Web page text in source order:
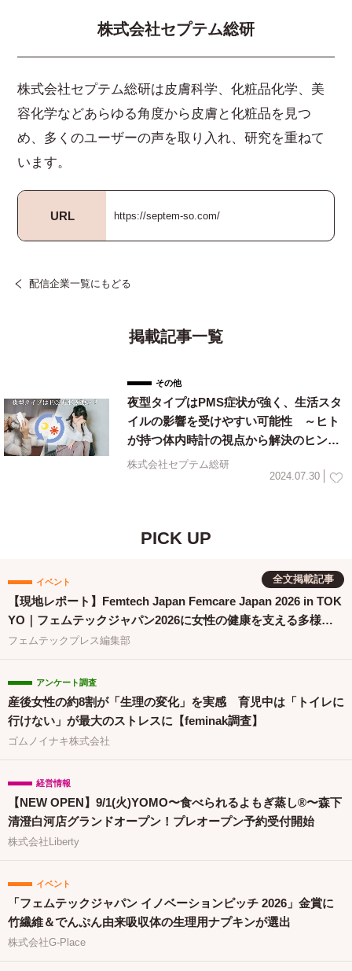
株式会社セプテム総研
株式会社セプテム総研は皮膚科学、化粧品化学、美
容化学などあらゆる角度から皮膚と化粧品を見つ
め、多くのユーザーの声を取り入れ、研究を重ねて
います。
URL https://septem-so.com/
配信企業一覧にもどる
掲載記事一覧
その他
夜型タイプはPMS症状が強く、生活スタ
イルの影響を受けやすい可能性 ～ヒト
が持つ体内時計の視点から解決のヒント
を提案！～
株式会社セプテム総研
2024.07.30
PICK UP
全文掲載記事
イベント
【現地レポート】Femtech Japan Femcare Japan 2026 in TOK
YO｜フェムテックジャパン2026に女性の健康を支える多様な
取り組みが集結
フェムテックプレス編集部
アンケート調査
産後女性の約8割が「生理の変化」を実感 育児中は「トイレに
行けない」が最大のストレスに【feminak調査】
ゴムノイナキ株式会社
経営情報
【NEW OPEN】9/1(火)YOMO〜食べられるよもぎ蒸し®〜森下
清澄白河店グランドオープン！プレオープン予約受付開始
株式会社Liberty
イベント
「フェムテックジャパン イノベーションピッチ 2026」金賞に
竹繊維＆でんぷん由来吸収体の生理用ナプキンが選出
株式会社G-Place